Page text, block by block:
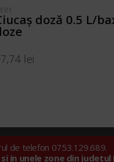
doză 0.5 L/
lei
cookie |Politica de
de telefon 0753.129.689.
in unele zone din judetul